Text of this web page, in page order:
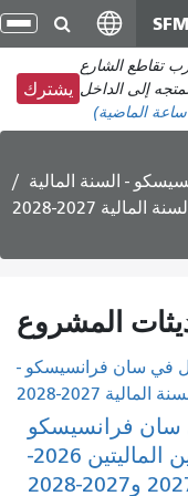
تقاطع الشارع
إلى الداخل يشترك
- السنة المالية
المشروع
في سان فرانسيسكو -
سان فرانسيسكو
(SFMTA) على الميزانية للسنتين الماليتين 2026-
و2027-2028